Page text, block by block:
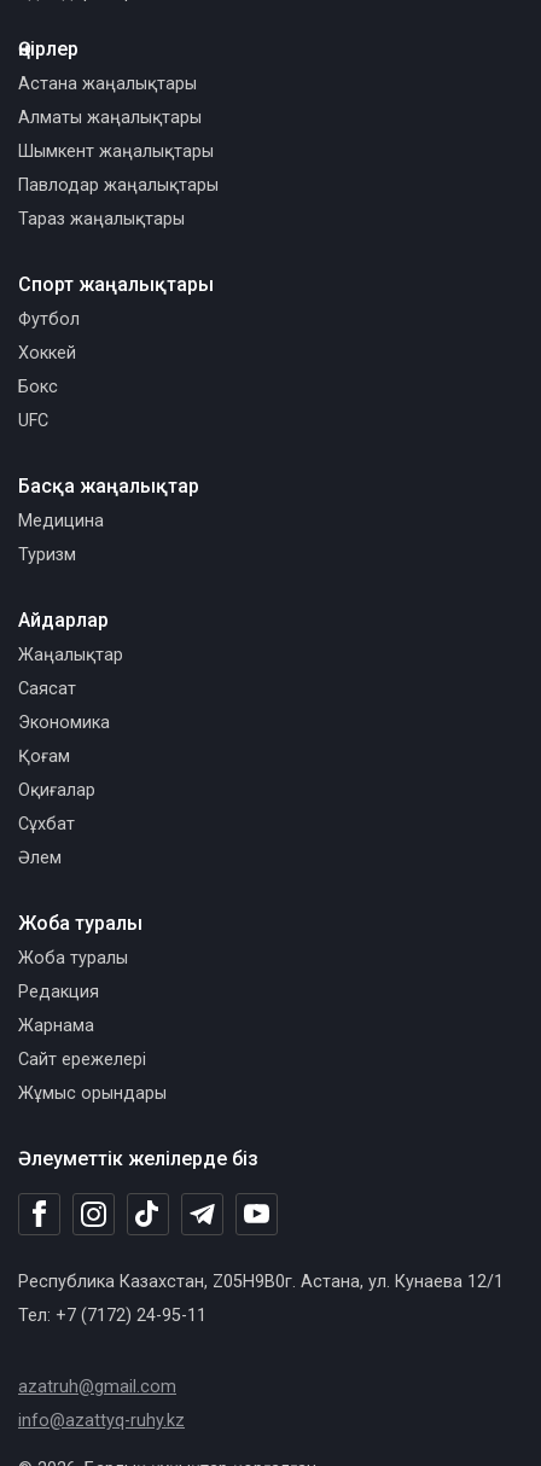
Өңірлер
Астана жаңалықтары
Алматы жаңалықтары
Шымкент жаңалықтары
Павлодар жаңалықтары
Тараз жаңалықтары
Спорт жаңалықтары
Футбол
Хоккей
Бокс
UFC
Басқа жаңалықтар
Медицина
Туризм
Әлеуметтік желілерде біз
Республика Казахстан, Z05H9B0г. Астана, ул. Кунаева 12/1
Тел: +7 (7172) 24-95-11
azatruh@gmail.com
info@azattyq-ruhy.kz
Айдарлар
Жаңалықтар
Саясат
Экономика
Қоғам
Оқиғалар
Сұхбат
Әлем
Жоба туралы
Жоба туралы
Редакция
Жарнама
Сайт ережелері
Жұмыс орындары